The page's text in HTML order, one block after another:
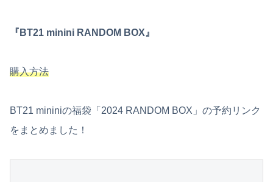
『BT21 minini RANDOM BOX』
購入方法
BT21 mininiの福袋「2024 RANDOM BOX」の予約リンク
をまとめました！